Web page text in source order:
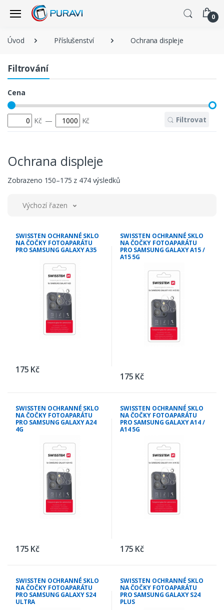
0
Úvod Příslušenství Ochrana displeje
Filtrování
Cena
Kč — Kč Filtrovat
Ochrana displeje
Zobrazeno 150–175 z 474 výsledků
Výchozí řazení
SWISSTEN OCHRANNÉ SKLO
NA ČOČKY FOTOAPARÁTU
PRO SAMSUNG GALAXY A35
175 Kč
SWISSTEN OCHRANNÉ SKLO
NA ČOČKY FOTOAPARÁTU
PRO SAMSUNG GALAXY A15 /
A15 5G
175 Kč
SWISSTEN OCHRANNÉ SKLO
NA ČOČKY FOTOAPARÁTU
PRO SAMSUNG GALAXY A24
4G
175 Kč
SWISSTEN OCHRANNÉ SKLO
NA ČOČKY FOTOAPARÁTU
PRO SAMSUNG GALAXY A14 /
A14 5G
175 Kč
SWISSTEN OCHRANNÉ SKLO
NA ČOČKY FOTOAPARÁTU
PRO SAMSUNG GALAXY S24
ULTRA
SWISSTEN OCHRANNÉ SKLO
NA ČOČKY FOTOAPARÁTU
PRO SAMSUNG GALAXY S24
PLUS